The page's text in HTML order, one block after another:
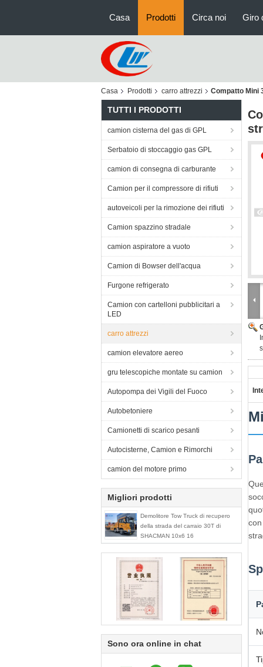
Casa Prodotti Circa noi Giro
Casa Prodotti carro attrezzi Compatto Mini
TUTTI I PRODOTTI
camion cisterna del gas di GPL
Serbatoio di stoccaggio gas GPL
camion di consegna di carburante
Camion per il compressore di rifiuti
autoveicoli per la rimozione dei rifiuti
Camion spazzino stradale
camion aspiratore a vuoto
Camion di Bowser dell'acqua
Furgone refrigerato
Camion con cartelloni pubblicitari a
LED
carro attrezzi
camion elevatore aereo
gru telescopiche montate su camion
Autopompa dei Vigili del Fuoco
Autobetoniere
Camionetti di scarico pesanti
Autocisterne, Camion e Rimorchi
camion del motore primo
Migliori prodotti
Demolitore Tow Truck di recupero
della strada del carraio 30T di
SHACMAN 10x6 16
Sono ora online in chat